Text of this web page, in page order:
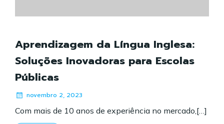
Aprendizagem da Língua Inglesa:
Soluções Inovadoras para Escolas
Públicas
novembro 2, 2023
Com mais de 10 anos de experiência no mercado,[…]